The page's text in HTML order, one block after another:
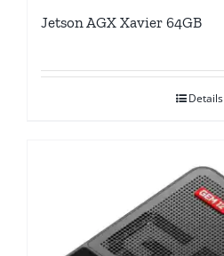
Jetson AGX Xavier 64GB
Details